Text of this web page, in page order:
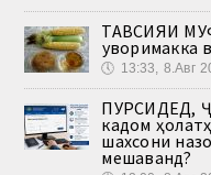
ТАВСИЯИ
🕔 13:33, 8.Авг
ПУРСИДЕД,
кадом
шахсони
мешаванд?